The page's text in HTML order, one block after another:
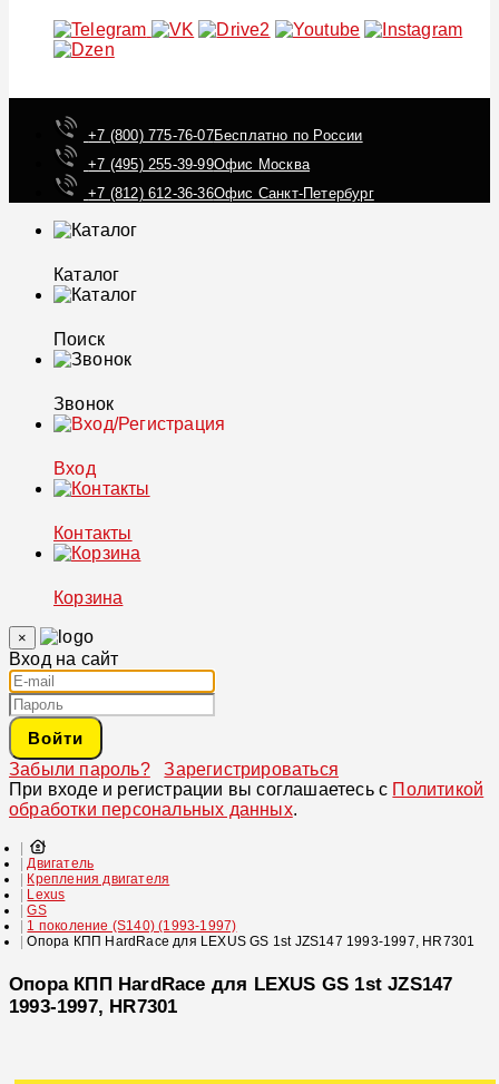
+7 (800) 775-76-07Бесплатно по России
+7 (495) 255-39-99Офис Москва
+7 (812) 612-36-36Офис Санкт-Петербург
Каталог
Поиск
Звонок
Вход
Контакты
Корзина
×
Вход на сайт
Войти
Забыли пароль?
Зарегистрироваться
При входе и регистрации вы соглашаетесь с Политикой
обработки персональных данных.
Двигатель
Крепления двигателя
Lexus
GS
1 поколение (S140) (1993-1997)
Опора КПП HardRace для LEXUS GS 1st JZS147 1993-1997, HR7301
Опора КПП HardRace для LEXUS GS 1st JZS147
1993-1997, HR7301